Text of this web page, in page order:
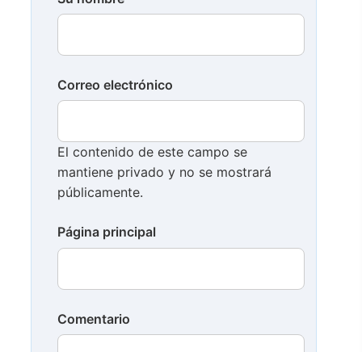
Correo electrónico
El contenido de este campo se
mantiene privado y no se mostrará
públicamente.
Página principal
Comentario